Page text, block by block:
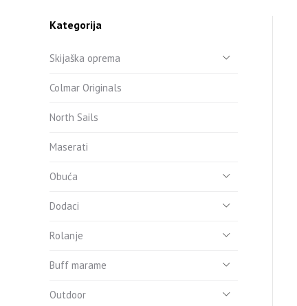
Kategorija
Skijaška oprema
Colmar Originals
North Sails
Maserati
Obuća
Dodaci
Rolanje
Buff marame
Outdoor